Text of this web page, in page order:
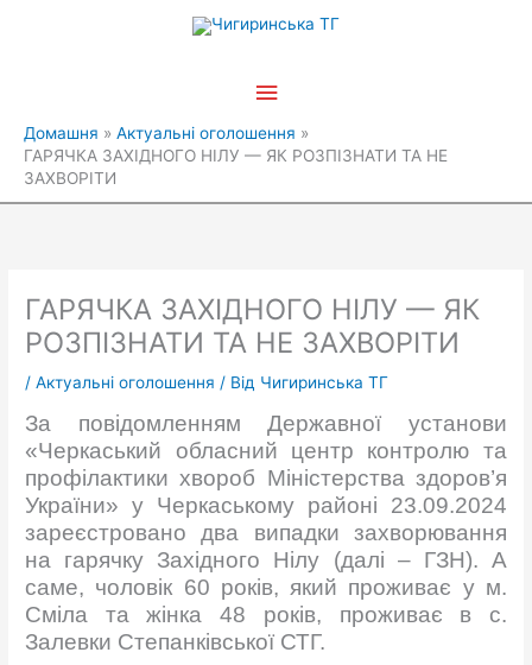
Головне
Домашня
Актуальні оголошення
ГАРЯЧКА ЗАХІДНОГО НІЛУ — ЯК РОЗПІЗНАТИ ТА НЕ
ЗАХВОРІТИ
ГАРЯЧКА ЗАХІДНОГО НІЛУ — ЯК
РОЗПІЗНАТИ ТА НЕ ЗАХВОРІТИ
/Актуальні оголошення / Від Чигиринська ТГ
За повідомленням Державної установи
«Черкаський обласний центр контролю та
профілактики хвороб Міністерства здоров’я
України» у Черкаському районі 23.09.2024
зареєстровано два випадки захворювання
на гарячку Західного Нілу (далі – ГЗН). А
саме, чоловік 60 років, який проживає у м.
Сміла та жінка 48 років, проживає в с.
Залевки Степанківської СТГ.